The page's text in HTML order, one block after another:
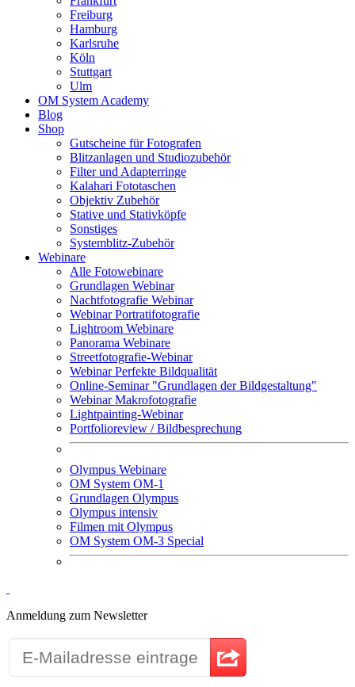
Freiburg
Hamburg
Karlsruhe
Köln
Stuttgart
Ulm
OM System Academy
Blog
Shop
Gutscheine für Fotografen
Blitzanlagen und Studiozubehör
Filter und Adapterringe
Kalahari Fototaschen
Objektiv Zubehör
Stative und Stativköpfe
Sonstiges
Systemblitz-Zubehör
Webinare
Alle Fotowebinare
Grundlagen Webinar
Nachtfotografie Webinar
Webinar Portratifotografie
Lightroom Webinare
Panorama Webinare
Streetfotografie-Webinar
Webinar Perfekte Bildqualität
Online-Seminar "Grundlagen der Bildgestaltung"
Webinar Makrofotografie
Lightpainting-Webinar
Portfolioreview / Bildbesprechung
Olympus Webinare
OM System OM-1
Grundlagen Olympus
Olympus intensiv
Filmen mit Olympus
OM System OM-3 Special
Anmeldung zum Newsletter